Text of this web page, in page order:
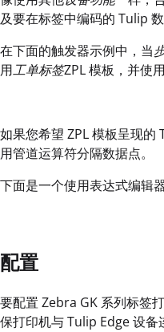
及要在标签中编码的 Tulip 数
在下面的触发器示例中，当
用工单标签ZPL 模板，并使
如果您希望 ZPL 模板呈现
用管道运算符分隔数据点。
下面是一个使用表达式编辑器
配置
要配置 Zebra GK 系列标签
保打印机与 Tulip Edge 设备